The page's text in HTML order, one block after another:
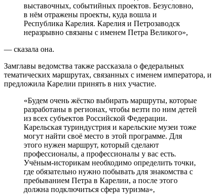
выставочных, событийных проектов. Безусловно,
в нём отражены проекты, куда вошла и
Республика Карелия. Карелия и Петрозаводск
неразрывно связаны с именем Петра Великого»,
— сказала она.
Замглавы ведомства также рассказала о федеральных
тематических маршрутах, связанных с именем императора, и
предложила Карелии принять в них участие.
«Будем очень жёстко выбирать маршруты, которые
разработаны в регионах, чтобы везти по ним детей
из всех субъектов Российской Федерации.
Карельская туриндустрия и карельские музеи тоже
могут найти своё место в этой программе. Для
этого нужен маршрут, который сделают
профессионалы, а профессионалы у вас есть.
Учёным-историкам необходимо определить точки,
где обязательно нужно побывать для знакомства с
пребыванием Петра в Карелии, а после этого
должна подключиться сфера туризма»,